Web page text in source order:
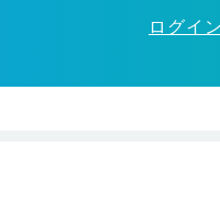
ログイ